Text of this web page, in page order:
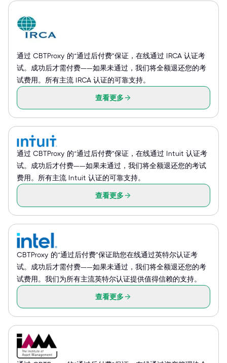
通过 CBTProxy 的“通过后付费”保证，在线通过 IRCA 认证考
试。成功后才需付费——如果未通过，我们将全额退还您的考
试费用。所有主流 IRCA 认证的可靠支持。
查看更多
通过 CBTProxy 的“通过后付费”保证，在线通过 Intuit 认证考
试。成功后才付费——如果未通过，我们将全额退还您的考试
费用。所有主流 Intuit 认证的可靠支持。
查看更多
CBTProxy 的“通过后付费”保证助您在线通过英特尔认证考
试。成功后才需付费——如果未通过，我们将全额退还您的考
试费用。我们为所有主流英特尔认证提供值得信赖的支持。
查看更多